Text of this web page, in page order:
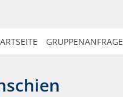
GRUPPENANFRAGE